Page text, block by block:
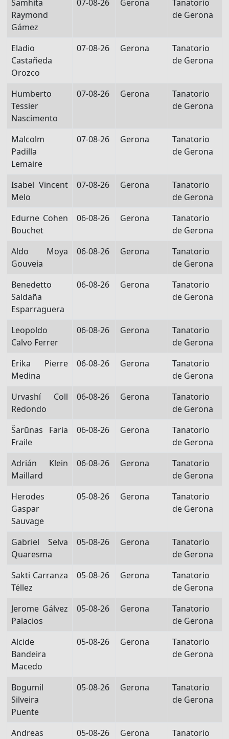
Samhita
Raymond
Gámez
07-08-26 Gerona
Tanatorio
de Gerona
Eladio
Castañeda
Orozco
07-08-26 Gerona
Tanatorio
de Gerona
Humberto
Tessier
Nascimento
07-08-26 Gerona
Tanatorio
de Gerona
Malcolm
Padilla
Lemaire
07-08-26 Gerona
Tanatorio
de Gerona
Isabel Vincent
Melo
07-08-26 Gerona
Tanatorio
de Gerona
Edurne Cohen
Bouchet
06-08-26 Gerona
Tanatorio
de Gerona
Aldo Moya
Gouveia
06-08-26 Gerona
Tanatorio
de Gerona
Benedetto
Saldaña
Esparraguera
06-08-26 Gerona
Tanatorio
de Gerona
Leopoldo
Calvo Ferrer
06-08-26 Gerona
Tanatorio
de Gerona
Erika Pierre
Medina
06-08-26 Gerona
Tanatorio
de Gerona
Urvashí Coll
Redondo
06-08-26 Gerona
Tanatorio
de Gerona
Šarūnas Faria
Fraile
06-08-26 Gerona
Tanatorio
de Gerona
Adrián Klein
Maillard
06-08-26 Gerona
Tanatorio
de Gerona
Herodes
Gaspar
Sauvage
05-08-26 Gerona
Tanatorio
de Gerona
Gabriel Selva
Quaresma
05-08-26 Gerona
Tanatorio
de Gerona
Sakti Carranza
Téllez
05-08-26 Gerona
Tanatorio
de Gerona
Jerome Gálvez
Palacios
05-08-26 Gerona
Tanatorio
de Gerona
Alcide
Bandeira
Macedo
05-08-26 Gerona
Tanatorio
de Gerona
Bogumil
Silveira
Puente
05-08-26 Gerona
Tanatorio
de Gerona
Andreas
05-08-26 Gerona
Tanatorio